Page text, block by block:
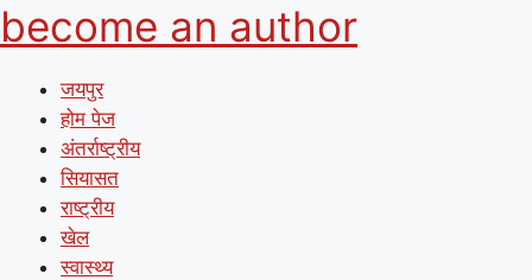
become an author
जयपुर
होम पेज
अंतर्राष्ट्रीय
सियासत
राष्ट्रीय
खेल
स्वास्थ्य